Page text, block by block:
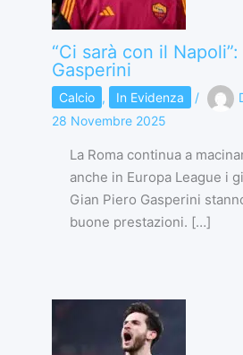
“Ci sarà con il
Gasperini
Calcio , In Evidenza /
28 Novembre 2025
La Roma continua a
anche in Europa League i
Gian Piero Gasperini
buone prestazioni. […]